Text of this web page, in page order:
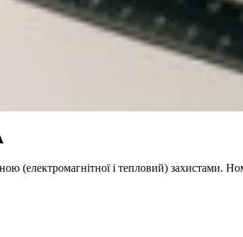
(електромагнітної і тепловий)